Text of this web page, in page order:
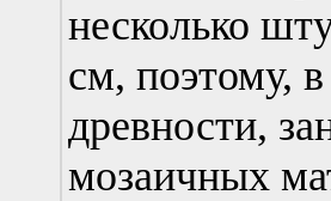
несколько
см, поэтому,
древности,
мозаичных